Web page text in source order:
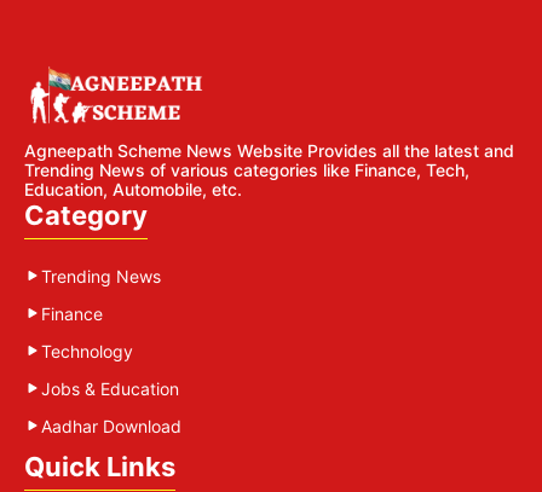
Agneepath Scheme News Website Provides all the latest and
Trending News of various categories like Finance, Tech,
Education, Automobile, etc.
Category
Trending News
Finance
Technology
Jobs & Education
Aadhar Download
Quick Links